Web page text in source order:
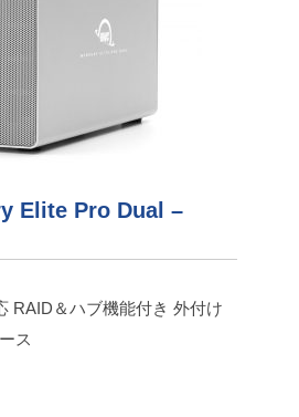
Elite Pro Dual –
RAID＆ハブ機能付き 外付け
ス